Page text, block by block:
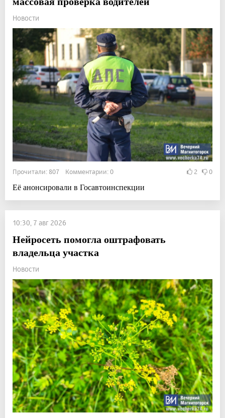
Новости
Прочитали: 807 Комментарии: 0 2 0
Её анонсировали в Госавтоинспекции
10:30, 7 авг 2026
Нейросеть помогла оштрафовать
владельца участка
Новости